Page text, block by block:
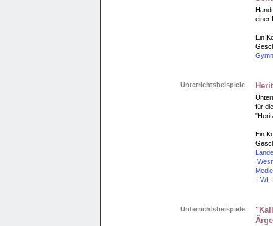
einer
Ein
Unterrichtsbeispiele
für
Ein
Unterrichtsbeispiele